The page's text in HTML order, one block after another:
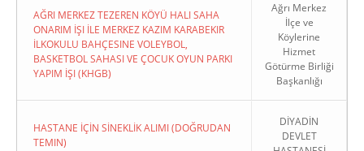
AĞRI MERKEZ TEZEREN KÖYÜ HALI SAHA
ONARIM İŞI İLE MERKEZ KAZIM KARABEKIR
İLKOKULU BAHÇESINE VOLEYBOL,
BASKETBOL SAHASI VE ÇOCUK OYUN PARKI
YAPIM İŞI (KHGB)
Ağrı Merkez
İlçe ve
Köylerine
Hizmet
Götürme Birliği
Başkanlığı
HASTANE İÇİN SİNEKLİK ALIMI (DOĞRUDAN
TEMIN)
DİYADİN
DEVLET